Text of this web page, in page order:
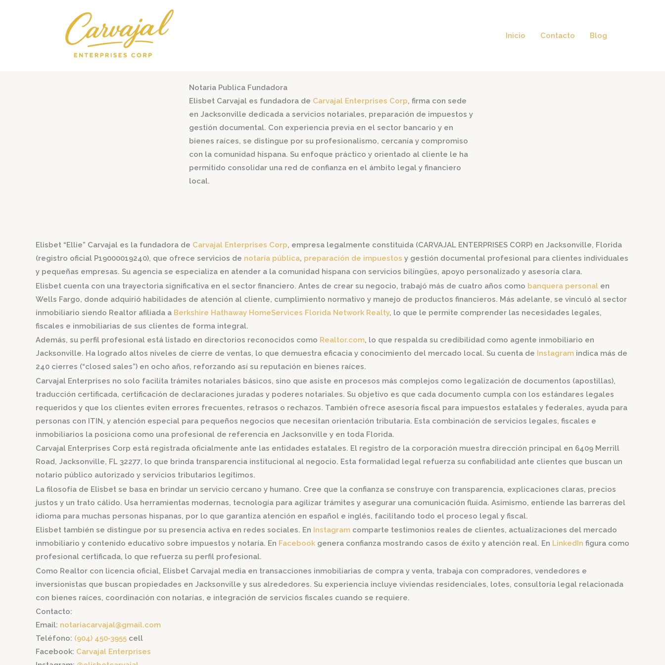
Inicio Contacto Blog
Notaria Publica Fundadora
Elisbet Carvajal es fundadora de Carvajal Enterprises Corp, firma con sede
en Jacksonville dedicada a servicios notariales, preparación de impuestos y
gestión documental. Con experiencia previa en el sector bancario y en
bienes raíces, se distingue por su profesionalismo, cercanía y compromiso
con la comunidad hispana. Su enfoque práctico y orientado al cliente le ha
permitido consolidar una red de confianza en el ámbito legal y financiero
local.
Elisbet “Ellie” Carvajal es la fundadora de Carvajal Enterprises Corp, empresa legalmente constituida (CARVAJAL ENTERPRISES CORP) en Jacksonville, Florida
(registro oficial P19000019240), que ofrece servicios de notaría pública, preparación de impuestos y gestión documental profesional para clientes individuales
y pequeñas empresas. Su agencia se especializa en atender a la comunidad hispana con servicios bilingües, apoyo personalizado y asesoría clara.
Elisbet cuenta con una trayectoria significativa en el sector financiero. Antes de crear su negocio, trabajó más de cuatro años como banquera personal en
Wells Fargo, donde adquirió habilidades de atención al cliente, cumplimiento normativo y manejo de productos financieros. Más adelante, se vinculó al sector
inmobiliario siendo Realtor afiliada a Berkshire Hathaway HomeServices Florida Network Realty, lo que le permite comprender las necesidades legales,
fiscales e inmobiliarias de sus clientes de forma integral.
Además, su perfil profesional está listado en directorios reconocidos como Realtor.com, lo que respalda su credibilidad como agente inmobiliario en
Jacksonville. Ha logrado altos niveles de cierre de ventas, lo que demuestra eficacia y conocimiento del mercado local. Su cuenta de Instagram indica más de
240 cierres (“closed sales”) en ocho años, reforzando así su reputación en bienes raíces.
Carvajal Enterprises no solo facilita trámites notariales básicos, sino que asiste en procesos más complejos como legalización de documentos (apostillas),
traducción certificada, certificación de declaraciones juradas y poderes notariales. Su objetivo es que cada documento cumpla con los estándares legales
requeridos y que los clientes eviten errores frecuentes, retrasos o rechazos. También ofrece asesoría fiscal para impuestos estatales y federales, ayuda para
personas con ITIN, y atención especial para pequeños negocios que necesitan orientación tributaria. Esta combinación de servicios legales, fiscales e
inmobiliarios la posiciona como una profesional de referencia en Jacksonville y en toda Florida.
Carvajal Enterprises Corp está registrada oficialmente ante las entidades estatales. El registro de la corporación muestra dirección principal en 6409 Merrill
Road, Jacksonville, FL 32277, lo que brinda transparencia institucional al negocio. Esta formalidad legal refuerza su confiabilidad ante clientes que buscan un
notario público autorizado y servicios tributarios legítimos.
La filosofía de Elisbet se basa en brindar un servicio cercano y humano. Cree que la confianza se construye con transparencia, explicaciones claras, precios
justos y un trato cálido. Usa herramientas modernas, tecnología para agilizar trámites y asegurar una comunicación fluida. Asimismo, entiende las barreras del
idioma para muchas personas hispanas, por lo que garantiza atención en español e inglés, facilitando todo el proceso legal y fiscal.
Elisbet también se distingue por su presencia activa en redes sociales. En Instagram comparte testimonios reales de clientes, actualizaciones del mercado
inmobiliario y contenido educativo sobre impuestos y notaría. En Facebook genera confianza mostrando casos de éxito y atención real. En LinkedIn figura como
profesional certificada, lo que refuerza su perfil profesional.
Como Realtor con licencia oficial, Elisbet Carvajal media en transacciones inmobiliarias de compra y venta, trabaja con compradores, vendedores e
inversionistas que buscan propiedades en Jacksonville y sus alrededores. Su experiencia incluye viviendas residenciales, lotes, consultoría legal relacionada
con bienes raíces, coordinación con notarías, e integración de servicios fiscales cuando se requiere.
Contacto:
Email: notariacarvajal@gmail.com
Teléfono: (904) 450‑3955 cell
Facebook: Carvajal Enterprises